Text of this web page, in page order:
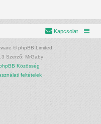
Kapcsolat
© phpBB Limited
Szerző: MrGaby
Közösség
feltételek